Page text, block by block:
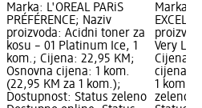
Marka: L'ORÉAL PARiS
PRÉFÉRENCE; Naziv
proizvoda: Acidni toner za
kosu – 01 Platinum Ice, 1
kom.; Cijena: 22,95 KM;
Osnovna cijena: 1 kom.
(22,95 KM za 1 kom.);
Dostupnost: Status zeleno
Marka:
Very
Cijena:
cijena: 1
1 kom.);
zeleno